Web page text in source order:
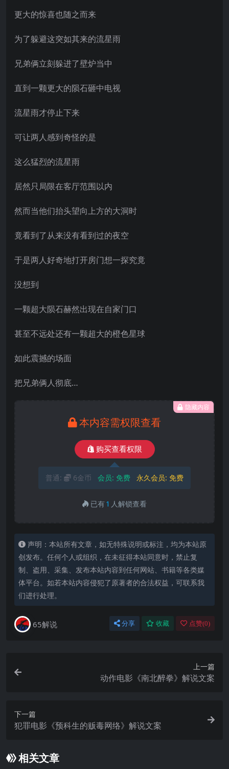
更大的惊喜也随之而来
为了躲避这突如其来的流星雨
兄弟俩立刻躲进了壁炉当中
直到一颗更大的陨石砸中电视
流星雨才停止下来
可让两人感到奇怪的是
这么猛烈的流星雨
居然只局限在客厅范围以内
然而当他们抬头望向上方的大洞时
竟看到了从来没有看到过的夜空
于是两人好奇地打开房门想一探究竟
没想到
一颗超大陨石赫然出现在自家门口
甚至不远处还有一颗超大的橙色星球
如此震撼的场面
把兄弟俩人彻底…
隐藏内容
本内容需权限查看
购买查看权限
普通: 6金币 会员: 免费 永久会员: 免费
已有1 人解锁查看
声明：本站所有文章，如无特殊说明或标注，均为本站原
创发布。任何个人或组织，在未征得本站同意时，禁止复
制、盗用、采集、发布本站内容到任何网站、书籍等各类媒
体平台。如若本站内容侵犯了原著者的合法权益，可联系我
们进行处理。
65解说 分享 收藏 点赞(0)
上一篇
动作电影《南北醉拳》解说文案
下一篇
犯罪电影《预科生的贩毒网络》解说文案
相关文章